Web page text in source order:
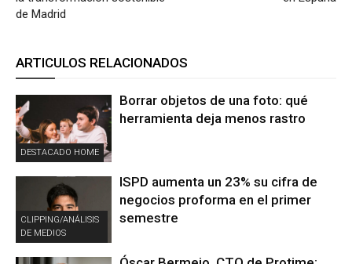
de Madrid
ARTICULOS RELACIONADOS
DESTACADO HOME
Borrar objetos de una foto: qué
herramienta deja menos rastro
CLIPPING/ANÁLISIS
DE MEDIOS
ISPD aumenta un 23% su cifra de
negocios proforma en el primer
semestre